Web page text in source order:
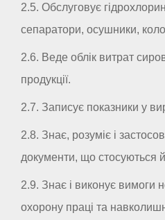
2.5. Обслуговує
сепаратори, осушники,
2.6. Веде облік витрат
продукції.
2.7. Записує показники у
2.8. Знає, розуміє і
документи, що стосуються
2.9. Знає і виконує вимоги
охорону праці та